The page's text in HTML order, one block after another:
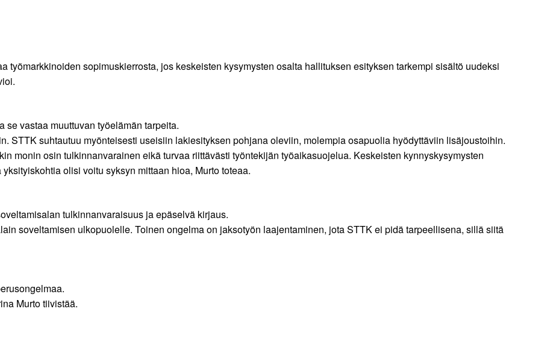
työmarkkinoiden sopimuskierrosta, jos keskeisten kysymysten osalta hallituksen esityksen tarkempi sisältö uudeksi
se vastaa muuttuvan työelämän tarpeita.
STTK suhtautuu myönteisesti useisiin lakiesityksen pohjana oleviin, molempia osapuolia hyödyttäviin lisäjoustoihin.
monin osin tulkinnanvarainen eikä turvaa riittävästi työntekijän työaikasuojelua. Keskeisten kynnyskysymysten
olisi voitu syksyn mittaan hioa, Murto toteaa.
tulkinnanvaraisuus ja epäselvä kirjaus.
soveltamisen ulkopuolelle. Toinen ongelma on jaksotyön laajentaminen, jota STTK ei pidä tarpeellisena, sillä siitä
Murto tiivistää.